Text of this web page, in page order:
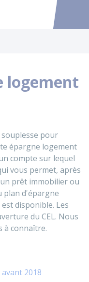
Accéder
logement
pour
épargne logement
compte sur lequel
vous permet, après
prêt immobilier ou
plan d'épargne
disponible. Les
du CEL. Nous
à connaître.
2018